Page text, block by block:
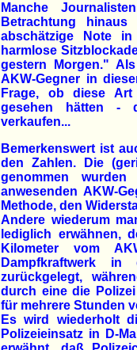
Manche
Betrachtung
abschätzige Note
harmlose
gestern Morgen."
AKW-Gegner in
Frage, ob diese
gesehen hätten -
verkaufen...
Bemerkenswert ist
den Zahlen. Die
genommen
anwesenden AKW-
Methode, den
Andere wiederum
lediglich erwähnen,
Kilometer vom
Dampfkraftwerk
zurückgelegt,
durch eine die
für mehrere Stunden
Es wird wiederholt
Polizeieinsatz in D-